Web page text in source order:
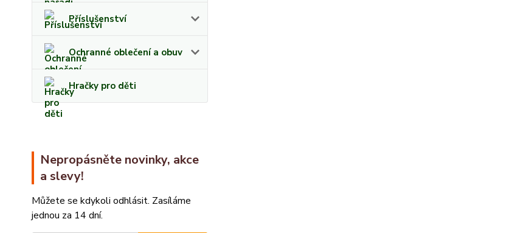
Příslušenství
Ochranné oblečení a obuv
Hračky pro děti
Nepropásněte novinky, akce
a slevy!
Můžete se kdykoli odhlásit. Zasíláme
jednou za 14 dní.